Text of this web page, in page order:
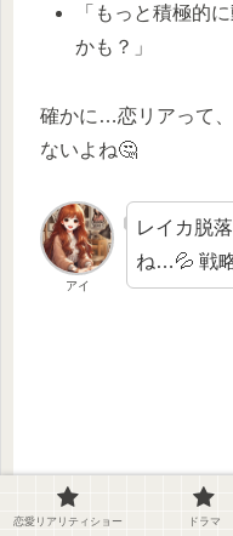
「もっと積極的
かも？」
確かに…恋リアって
ないよね🤔
アイ
レイカ脱
ね…💦 戦
恋愛リアリティショー ドラマ